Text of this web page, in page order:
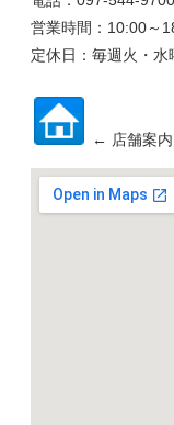
営業時間：10:00～
定休日：毎週火・水
← 店舗案内